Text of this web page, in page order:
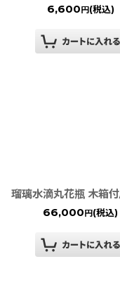
6,600 円(税込)
66,000 円 (税込)